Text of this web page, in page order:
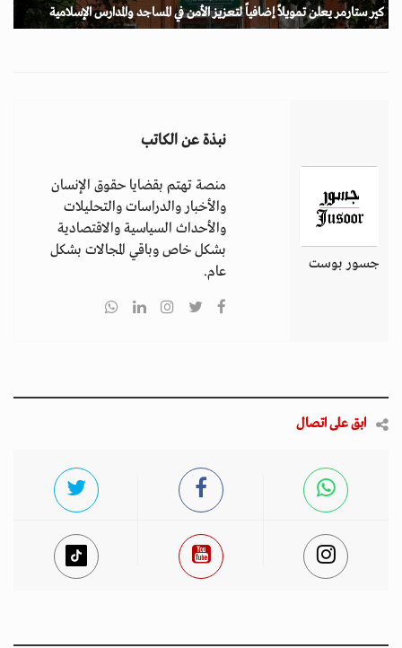
كير ستارمر يعلن تمويلاً إضافياً لتعزيز الأمن في المساجد والمدارس الإسلامية
جسور بوست
نبذة عن الكاتب
منصة تهتم بقضايا حقوق الإنسان
والأخبار والدراسات والتحليلات
والأحداث السياسية والاقتصادية
بشكل خاص وباقي المجالات بشكل
عام.
ابق على اتصال